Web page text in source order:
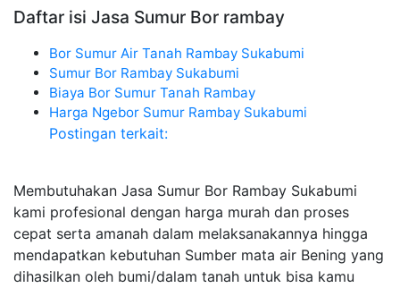
Daftar isi Jasa Sumur Bor rambay
Bor Sumur Air Tanah Rambay Sukabumi
Sumur Bor Rambay Sukabumi
Biaya Bor Sumur Tanah Rambay
Harga Ngebor Sumur Rambay Sukabumi
Postingan terkait:
Membutuhakan Jasa Sumur Bor Rambay Sukabumi
kami profesional dengan harga murah dan proses
cepat serta amanah dalam melaksanakannya hingga
mendapatkan kebutuhan Sumber mata air Bening yang
dihasilkan oleh bumi/dalam tanah untuk bisa kamu